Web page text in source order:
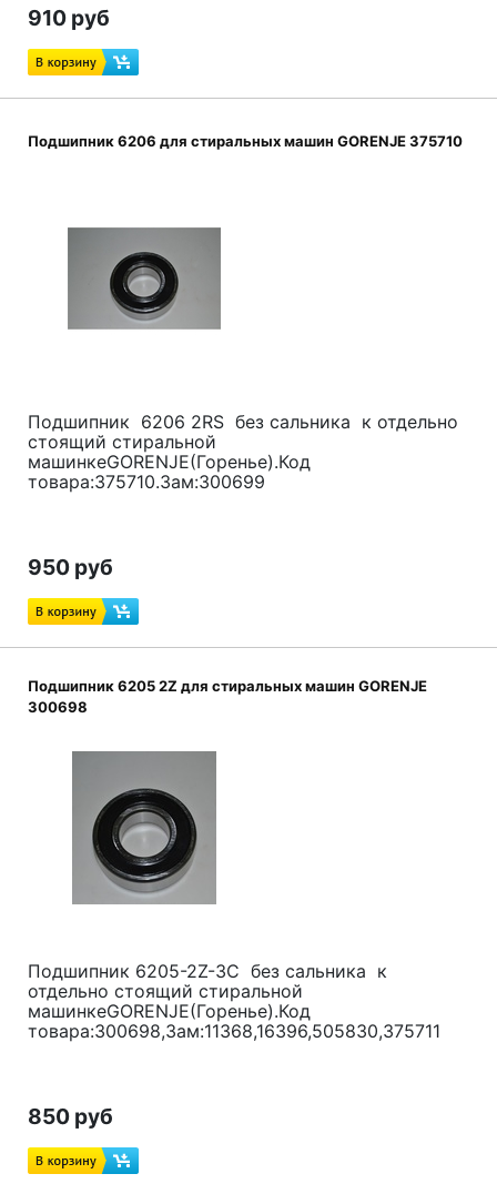
910 руб
Подшипник 6206 для стиральных машин GORENJE 375710
Подшипник 6206 2RS без сальника к отдельно
стоящий стиральной
машинкеGORENJE(Горенье).Код
товара:375710.Зам:300699
950 руб
Подшипник 6205 2Z для стиральных машин GORENJE
300698
Подшипник 6205-2Z-3C без сальника к
отдельно стоящий стиральной
машинкеGORENJE(Горенье).Код
товара:300698,Зам:11368,16396,505830,375711
850 руб